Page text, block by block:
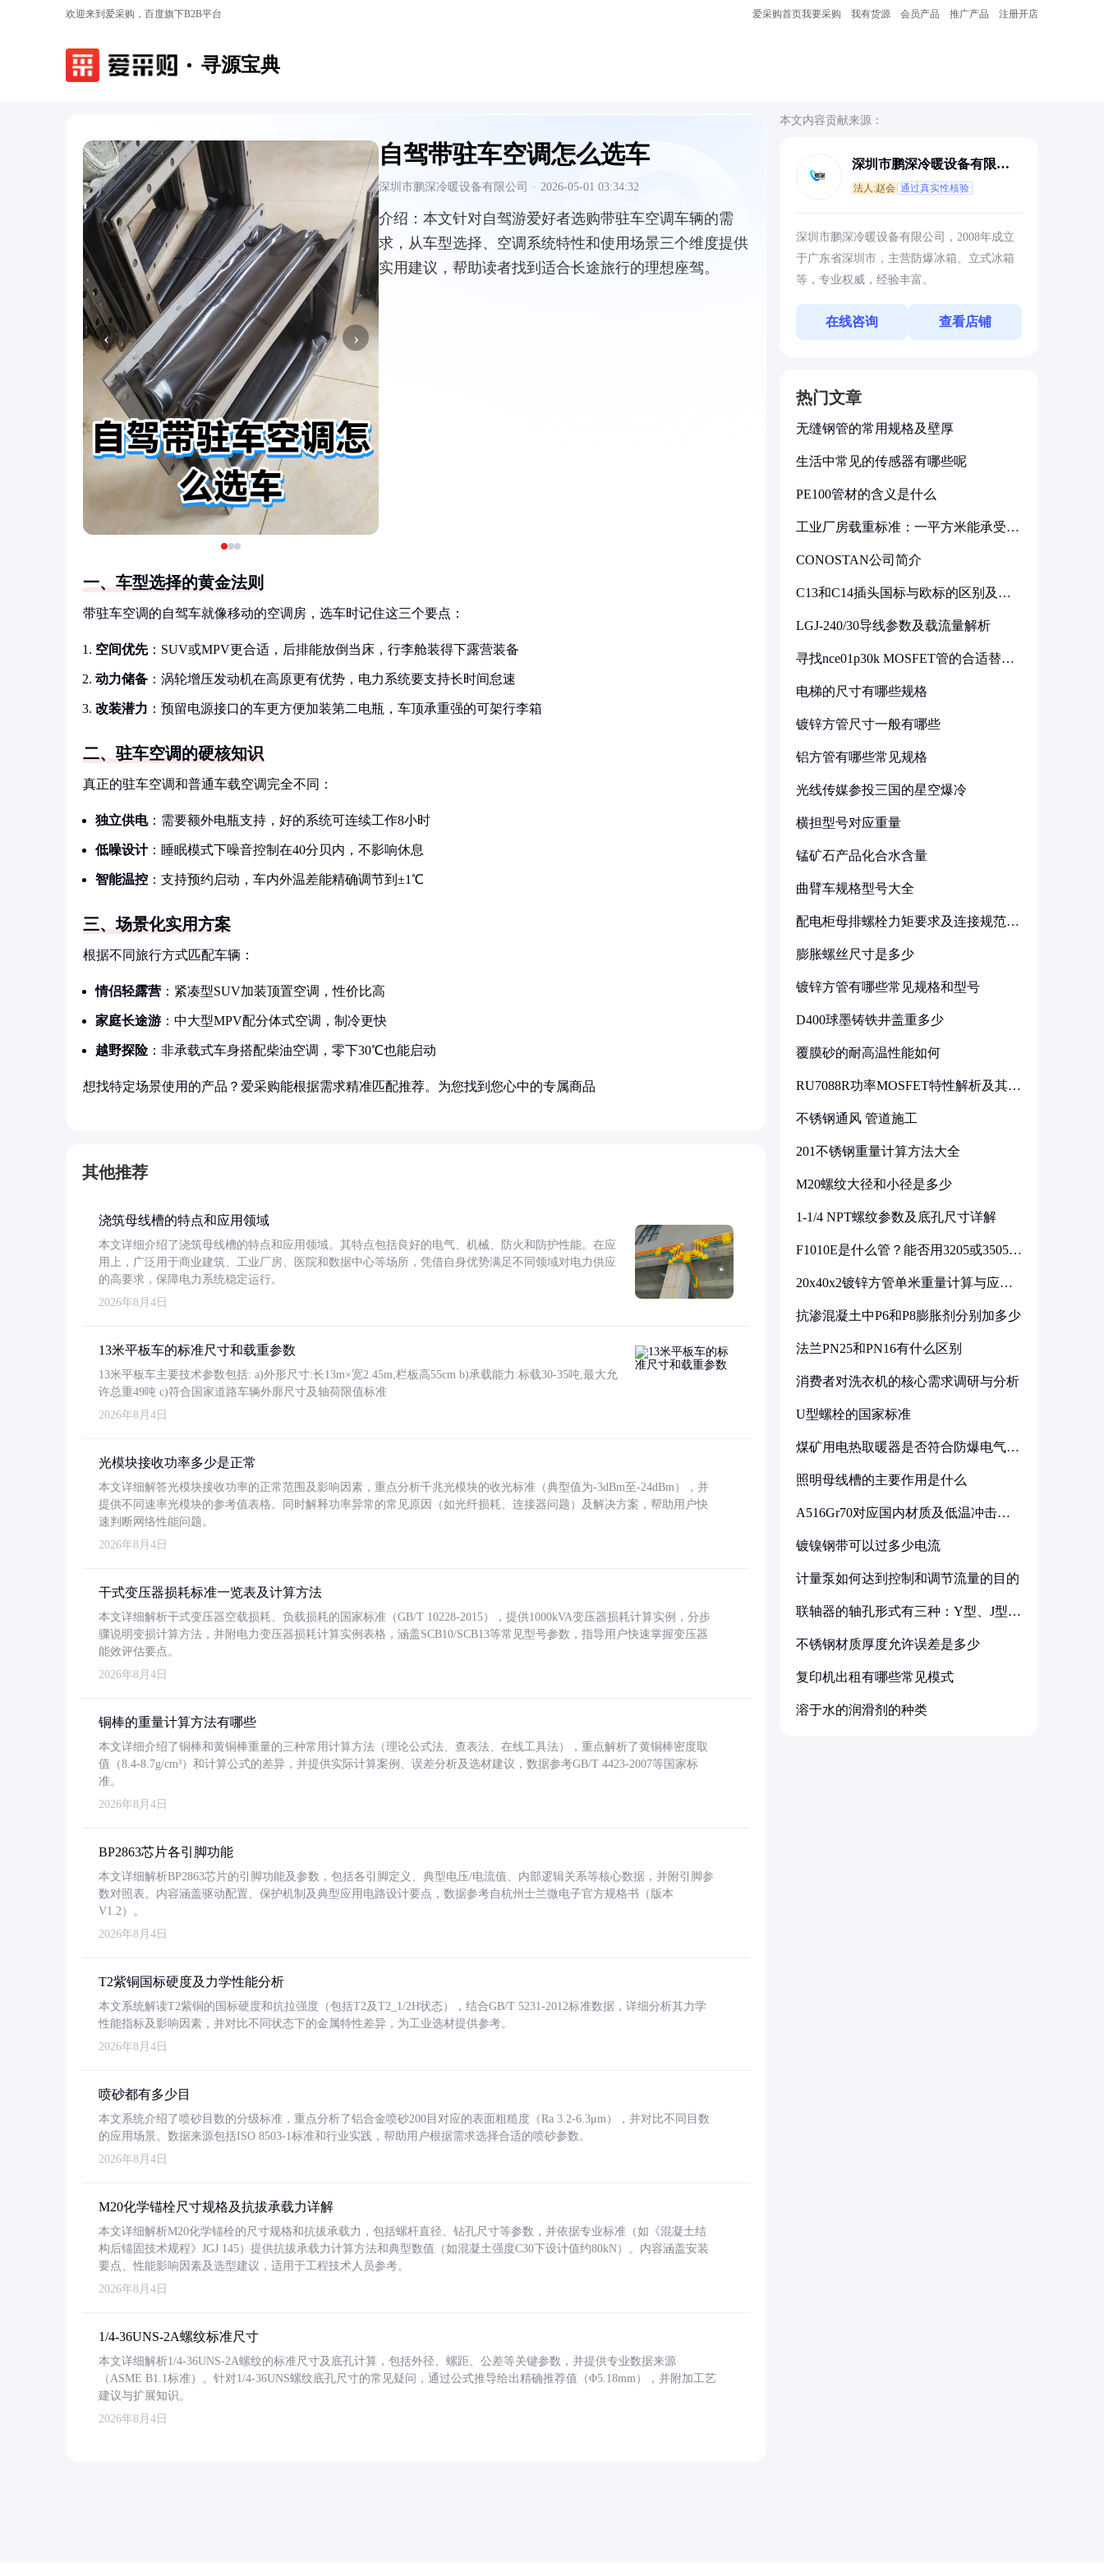
欢迎来到爱采购，百度旗下B2B平台 爱采购首页我要采购 我有货源 会员产品 推广产品 注册开店
寻源宝典
‹ ›
自驾带驻车空调怎么选车
深圳市鹏深冷暖设备有限公司 · 2026-05-01 03:34:32
介绍： 本文针对自驾游爱好者选购带驻车空调车辆的需
求，从车型选择、空调系统特性和使用场景三个维度提供
实用建议，帮助读者找到适合长途旅行的理想座驾。
一、车型选择的黄金法则
带驻车空调的自驾车就像移动的空调房，选车时记住这三个要点：
空间优先：SUV或MPV更合适，后排能放倒当床，行李舱装得下露营装备
动力储备 ：涡轮增压发动机在高原更有优势，电力系统要支持长时间怠速
改装潜力 ：预留电源接口的车更方便加装第二电瓶，车顶承重强的可架行李箱
二、驻车空调的硬核知识
真正的驻车空调和普通车载空调完全不同：
独立供电：需要额外电瓶支持，好的系统可连续工作8小时
低噪设计：睡眠模式下噪音控制在40分贝内，不影响休息
智能温控 ：支持预约启动，车内外温差能精确调节到±1℃
三、场景化实用方案
根据不同旅行方式匹配车辆：
情侣轻露营 ：紧凑型SUV加装顶置空调，性价比高
家庭长途游 ：中大型MPV配分体式空调，制冷更快
越野探险：非承载式车身搭配柴油空调，零下30℃也能启动
想找特定场景使用的产品？爱采购能根据需求精准匹配推荐。为您找到您心中的专属商品
其他推荐
浇筑母线槽的特点和应用领域
本文详细介绍了浇筑母线槽的特点和应用领域。其特点包括良好的电气、机械、防火和防护性能。在应
用上，广泛用于商业建筑、工业厂房、医院和数据中心等场所，凭借自身优势满足不同领域对电力供应
的高要求，保障电力系统稳定运行。
2026年8月4日
13米平板车的标准尺寸和载重参数
13米平板车主要技术参数包括: a)外形尺寸:长13m×宽2.45m,栏板高55cm b)承载能力:标载30-35吨,最大允
许总重49吨 c)符合国家道路车辆外廓尺寸及轴荷限值标准
2026年8月4日
光模块接收功率多少是正常
本文详细解答光模块接收功率的正常范围及影响因素，重点分析千兆光模块的收光标准（典型值为-3dBm至-24dBm），并
提供不同速率光模块的参考值表格。同时解释功率异常的常见原因（如光纤损耗、连接器问题）及解决方案，帮助用户快
速判断网络性能问题。
2026年8月4日
干式变压器损耗标准一览表及计算方法
本文详细解析干式变压器空载损耗、负载损耗的国家标准（GB/T 10228-2015），提供1000kVA变压器损耗计算实例，分步
骤说明变损计算方法，并附电力变压器损耗计算实例表格，涵盖SCB10/SCB13等常见型号参数，指导用户快速掌握变压器
能效评估要点。
2026年8月4日
铜棒的重量计算方法有哪些
本文详细介绍了铜棒和黄铜棒重量的三种常用计算方法（理论公式法、查表法、在线工具法），重点解析了黄铜棒密度取
值（8.4-8.7g/cm³）和计算公式的差异，并提供实际计算案例、误差分析及选材建议，数据参考GB/T 4423-2007等国家标
准。
2026年8月4日
BP2863芯片各引脚功能
本文详细解析BP2863芯片的引脚功能及参数，包括各引脚定义、典型电压/电流值、内部逻辑关系等核心数据，并附引脚参
数对照表。内容涵盖驱动配置、保护机制及典型应用电路设计要点，数据参考自杭州士兰微电子官方规格书（版本
V1.2）。
2026年8月4日
T2紫铜国标硬度及力学性能分析
本文系统解读T2紫铜的国标硬度和抗拉强度（包括T2及T2_1/2H状态），结合GB/T 5231-2012标准数据，详细分析其力学
性能指标及影响因素，并对比不同状态下的金属特性差异，为工业选材提供参考。
2026年8月4日
喷砂都有多少目
本文系统介绍了喷砂目数的分级标准，重点分析了铝合金喷砂200目对应的表面粗糙度（Ra 3.2-6.3μm），并对比不同目数
的应用场景。数据来源包括ISO 8503-1标准和行业实践，帮助用户根据需求选择合适的喷砂参数。
2026年8月4日
M20化学锚栓尺寸规格及抗拔承载力详解
本文详细解析M20化学锚栓的尺寸规格和抗拔承载力，包括螺杆直径、钻孔尺寸等参数，并依据专业标准（如《混凝土结
构后锚固技术规程》JGJ 145）提供抗拔承载力计算方法和典型数值（如混凝土强度C30下设计值约80kN）。内容涵盖安装
要点、性能影响因素及选型建议，适用于工程技术人员参考。
2026年8月4日
1/4-36UNS-2A螺纹标准尺寸
本文详细解析1/4-36UNS-2A螺纹的标准尺寸及底孔计算，包括外径、螺距、公差等关键参数，并提供专业数据来源
（ASME B1.1标准）。针对1/4-36UNS螺纹底孔尺寸的常见疑问，通过公式推导给出精确推荐值（Φ5.18mm），并附加工艺
建议与扩展知识。
2026年8月4日
本文内容贡献来源：
深圳市鹏深冷暖设备有限公
法人:赵会 通过真实性核验
深圳市鹏深冷暖设备有限公司，2008年成立
于广东省深圳市，主营防爆冰箱、立式冰箱
等，专业权威，经验丰富。
在线咨询 查看店铺
热门文章
无缝钢管的常用规格及壁厚
生活中常见的传感器有哪些呢
PE100管材的含义是什么
工业厂房载重标准：一平方米能承受多
CONOSTAN公司简介
C13和C14插头国标与欧标的区别及其
LGJ-240/30导线参数及载流量解析
寻找nce01p30k MOSFET管的合适替代
电梯的尺寸有哪些规格
镀锌方管尺寸一般有哪些
铝方管有哪些常见规格
光线传媒参投三国的星空爆冷
横担型号对应重量
锰矿石产品化合水含量
曲臂车规格型号大全
配电柜母排螺栓力矩要求及连接规范详
膨胀螺丝尺寸是多少
镀锌方管有哪些常见规格和型号
D400球墨铸铁井盖重多少
覆膜砂的耐高温性能如何
RU7088R功率MOSFET特性解析及其在
不锈钢通风 管道施工
201不锈钢重量计算方法大全
M20螺纹大径和小径是多少
1-1/4 NPT螺纹参数及底孔尺寸详解
F1010E是什么管？能否用3205或3505代
20x40x2镀锌方管单米重量计算与应用
抗渗混凝土中P6和P8膨胀剂分别加多少
法兰PN25和PN16有什么区别
消费者对洗衣机的核心需求调研与分析
U型螺栓的国家标准
煤矿用电热取暖器是否符合防爆电气设
照明母线槽的主要作用是什么
A516Gr70对应国内材质及低温冲击要
镀镍钢带可以过多少电流
计量泵如何达到控制和调节流量的目的
联轴器的轴孔形式有三种：Y型、J型、
不锈钢材质厚度允许误差是多少
复印机出租有哪些常见模式
溶于水的润滑剂的种类